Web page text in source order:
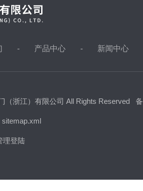
产品中心 新闻中心
（浙江）有限公司 All Rights Reserved
sitemap.xml
理登陆